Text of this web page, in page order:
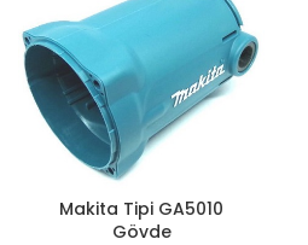
Makita Tipi GA5010
Gövde